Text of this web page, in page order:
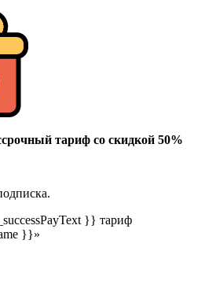
тариф со скидкой 50%
}} тариф
}}»